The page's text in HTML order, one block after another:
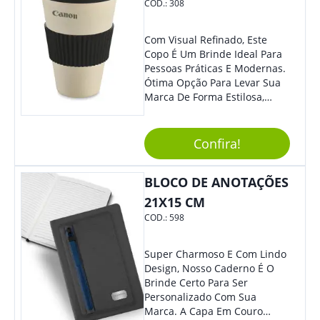
COD.:308
Com Visual Refinado, Este
Copo É Um Brinde Ideal Para
Pessoas Práticas E Modernas.
Ótima Opção Para Levar Sua
Marca De Forma Estilosa,
Empresa Em Eventos,
Reuniões Corporativas Ou Até
Mesmo Para Presentear
Colaboradores.
Confira!
BLOCO DE ANOTAÇÕES
21X15 CM
COD.:598
Super Charmoso E Com Lindo
Design, Nosso Caderno É O
Brinde Certo Para Ser
Personalizado Com Sua
Marca. A Capa Em Couro